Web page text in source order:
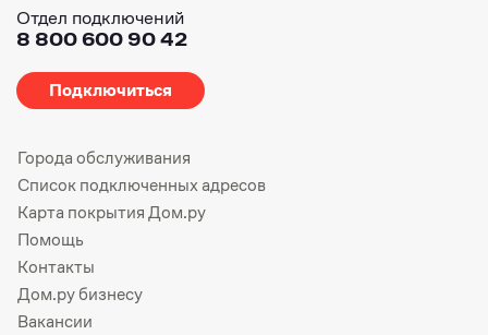
Отдел подключений
8 800 600 90 42
Подключиться
Города обслуживания
Список подключенных адресов
Карта покрытия Дом.ру
Помощь
Контакты
Дом.ру бизнесу
Вакансии